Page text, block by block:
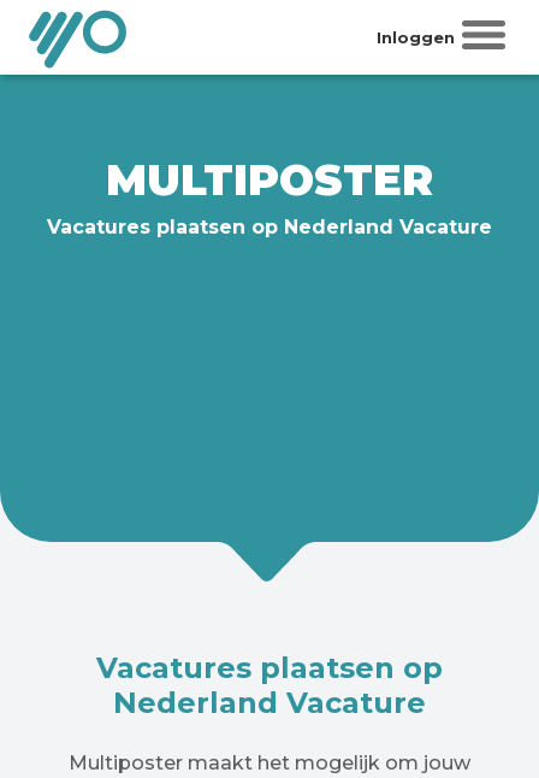
Inloggen
MULTIPOSTER
Vacatures plaatsen op Nederland Vacature
Vacatures plaatsen op
Nederland Vacature
Multiposter maakt het mogelijk om jouw